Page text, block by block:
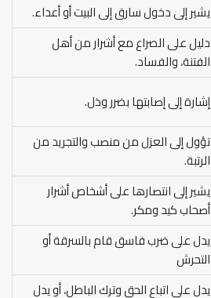
يشير إلى دخول سارق إلى البيت أو أعداء.
دليل على الصراع مع أشرار من أهل
الفتنة، والفساد.
إشارة إلى إصابتها بضرر وذل.
تؤول إلى العزل من منصب والتجريد من
الرتبة.
يشير إلى انتصارها على أشخاص أشرار
أصحاب كيد ومكر.
يدل على ضرب فاسق قام بالسرقة أو
التحرش
يدل على اتباع الحق وترك الباطل، أو يدل